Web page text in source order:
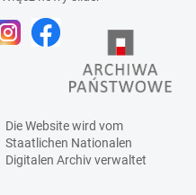
Die Website wird vom
Staatlichen Nationalen
Digitalen Archivverwaltet